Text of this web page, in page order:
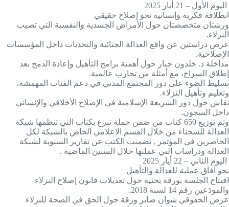
اليوم الأول – 21 أيار 2025
انطلاقة فكرية وإنسانية نحو إصلاح حقيقي
ورشتان متخصصتان حول الأمراض الجسدية والنفسية التي تصيب
النزلاء.
عرض دراستين عن واقع العدالة الجنائية والتحديات داخل المؤسسات
الإصلاحية.
مداخلة د. خلدون جبار حول أهمية برامج التأهيل وإعادة الدمج بعد
إطلاق السراح، مع أمثلة من تجارب عالمية.
تسليط الضوء على دور المجتمع المدني في دعم الفئات المهمشة،
وتعليم وتأهيل النزلاء.
نقاش حول دور الشريعة الإسلامية في الإصلاح الأخلاقي والإنساني
داخل السجون.
وتم توزيع 650 كتاب من ضمن حملة تبرع بكتاب التي تنظمها شبكة
العدالة للسجناء من خلال القسم الاعلامي الخاص بالشبكة لكل
الحاضرين في المؤتمر , تضمنت الكتب عن تقارير السنوية لشبكة
العدالة ودراسات التي عملتها خلال السنين الماضية .
اليوم الثاني – 22 أيار 2025
نحو آفاق عملية للعدالة والتأهيل
افتتاح الجلسة بورقة بحثية حول تعديلات قانون إصلاح النزلاء
والمودَعين رقم 14 لسنة 2018.
عرض الحقوقي شوان صابر ورقة حول الحق في الصحة للنزلاء